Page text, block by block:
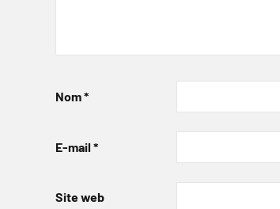
Nom*
E-mail *
Site web